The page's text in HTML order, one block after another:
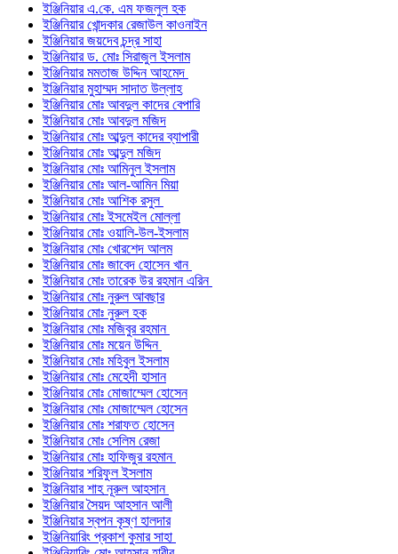
ইঞ্জিনিয়ার এ.কে. এম ফজলুল হক
ইঞ্জিনিয়ার খোন্দকার রেজাউল কাওনাইন
ইঞ্জিনিয়ার জয়দেব চন্দ্র সাহা
ইঞ্জিনিয়ার ড. মোঃ সিরাজুল ইসলাম
ইঞ্জিনিয়ার মমতাজ উদ্দিন আহমেদ
ইঞ্জিনিয়ার মুহাম্মদ সাদাত উল্লাহ
ইঞ্জিনিয়ার মোঃ আবদুল কাদের বেপারি
ইঞ্জিনিয়ার মোঃ আবদুল মজিদ
ইঞ্জিনিয়ার মোঃ আব্দুল কাদের ব্যাপারী
ইঞ্জিনিয়ার মোঃ আব্দুল মজিদ
ইঞ্জিনিয়ার মোঃ আমিনুল ইসলাম
ইঞ্জিনিয়ার মোঃ আল-আমিন মিয়া
ইঞ্জিনিয়ার মোঃ আশিক রসুল
ইঞ্জিনিয়ার মোঃ ইসমেইল মোল্লা
ইঞ্জিনিয়ার মোঃ ওয়ালি-উল-ইসলাম
ইঞ্জিনিয়ার মোঃ খোরশেদ আলম
ইঞ্জিনিয়ার মোঃ জাবেদ হোসেন খান
ইঞ্জিনিয়ার মোঃ তারেক উর রহমান এরিন
ইঞ্জিনিয়ার মোঃ নুরুল আবছার
ইঞ্জিনিয়ার মোঃ নুরুল হক
ইঞ্জিনিয়ার মোঃ মজিবুর রহমান
ইঞ্জিনিয়ার মোঃ ময়েন উদ্দিন
ইঞ্জিনিয়ার মোঃ মহিবুল ইসলাম
ইঞ্জিনিয়ার মোঃ মেহেদী হাসান
ইঞ্জিনিয়ার মোঃ মোজাম্মেল হোসেন
ইঞ্জিনিয়ার মোঃ মোজাম্মেল হোসেন
ইঞ্জিনিয়ার মোঃ শরাফত হোসেন
ইঞ্জিনিয়ার মোঃ সেলিম রেজা
ইঞ্জিনিয়ার মোঃ হাফিজুর রহমান
ইঞ্জিনিয়ার শরিফুল ইসলাম
ইঞ্জিনিয়ার শাহ নূরুল আহসান
ইঞ্জিনিয়ার সৈয়দ আহসান আলী
ইঞ্জিনিয়ার স্বপন কৃষ্ণ হালদার
ইঞ্জিনিয়ারিং প্রকাশ কুমার সাহা